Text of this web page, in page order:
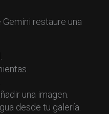
una imagen.
desde tu galería.